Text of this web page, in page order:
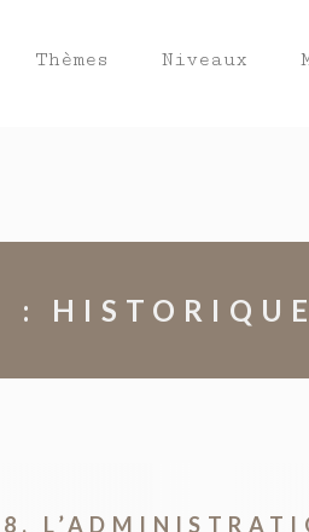
Thèmes Niveaux
: HISTORIQUE
8.